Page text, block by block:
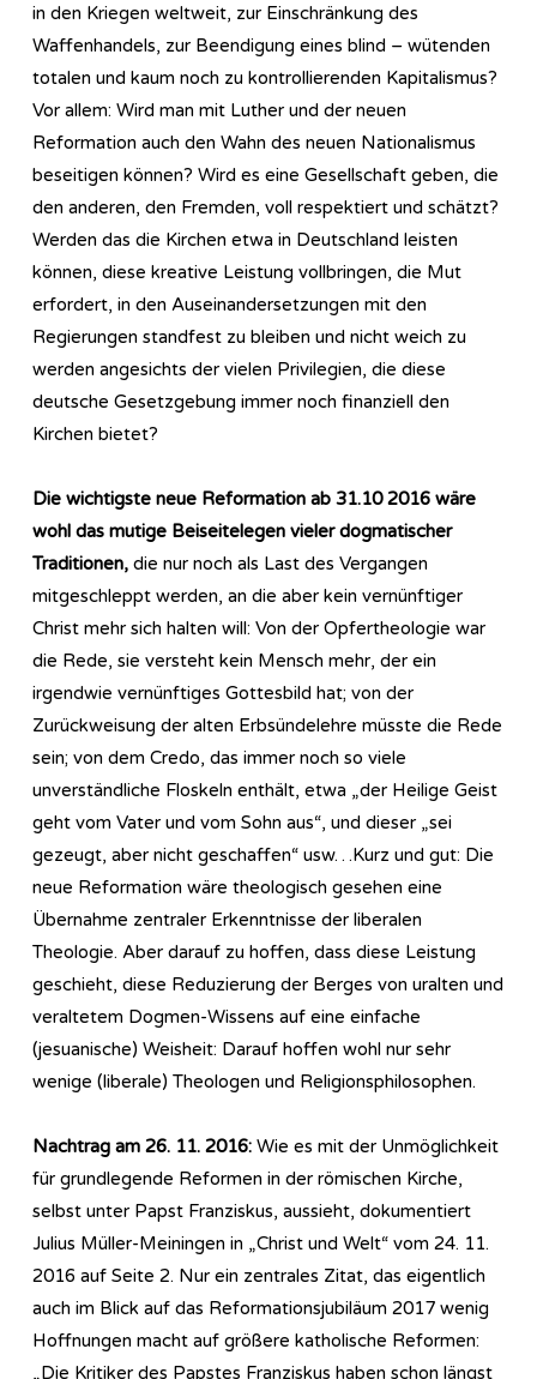
in den Kriegen weltweit, zur Einschränkung des
Waffenhandels, zur Beendigung eines blind – wütenden
totalen und kaum noch zu kontrollierenden Kapitalismus?
Vor allem: Wird man mit Luther und der neuen
Reformation auch den Wahn des neuen Nationalismus
beseitigen können? Wird es eine Gesellschaft geben, die
den anderen, den Fremden, voll respektiert und schätzt?
Werden das die Kirchen etwa in Deutschland leisten
können, diese kreative Leistung vollbringen, die Mut
erfordert, in den Auseinandersetzungen mit den
Regierungen standfest zu bleiben und nicht weich zu
werden angesichts der vielen Privilegien, die diese
deutsche Gesetzgebung immer noch finanziell den
Kirchen bietet?
Die wichtigste neue Reformation ab 31.10 2016 wäre
wohl das mutige Beiseitelegen vieler dogmatischer
Traditionen, die nur noch als Last des Vergangen
mitgeschleppt werden, an die aber kein vernünftiger
Christ mehr sich halten will: Von der Opfertheologie war
die Rede, sie versteht kein Mensch mehr, der ein
irgendwie vernünftiges Gottesbild hat; von der
Zurückweisung der alten Erbsündelehre müsste die Rede
sein; von dem Credo, das immer noch so viele
unverständliche Floskeln enthält, etwa „der Heilige Geist
geht vom Vater und vom Sohn aus“, und dieser „sei
gezeugt, aber nicht geschaffen“ usw…Kurz und gut: Die
neue Reformation wäre theologisch gesehen eine
Übernahme zentraler Erkenntnisse der liberalen
Theologie. Aber darauf zu hoffen, dass diese Leistung
geschieht, diese Reduzierung der Berges von uralten und
veraltetem Dogmen-Wissens auf eine einfache
(jesuanische) Weisheit: Darauf hoffen wohl nur sehr
wenige (liberale) Theologen und Religionsphilosophen.
Nachtrag am 26. 11. 2016: Wie es mit der Unmöglichkeit
für grundlegende Reformen in der römischen Kirche,
selbst unter Papst Franziskus, aussieht, dokumentiert
Julius Müller-Meiningen in „Christ und Welt“ vom 24. 11.
2016 auf Seite 2. Nur ein zentrales Zitat, das eigentlich
auch im Blick auf das Reformationsjubiläum 2017 wenig
Hoffnungen macht auf größere katholische Reformen:
„Die Kritiker des Papstes Franziskus haben schon längst